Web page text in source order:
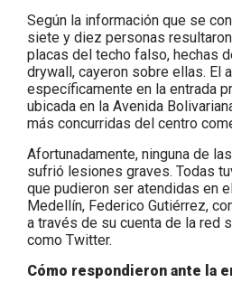
Según la información que se
siete y diez personas
placas del techo falso, hechas
drywall, cayeron sobre ellas. El
específicamente en la entrada
ubicada en la Avenida
más concurridas del centro
Afortunadamente, ninguna de
sufrió lesiones graves. Todas
que pudieron ser atendidas en
Medellín, Federico Gutiérrez,
a través de su cuenta de la red
como Twitter.
Cómo respondieron ante la